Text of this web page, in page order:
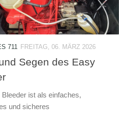
711 FREITAG, 06. MÄRZ 2026
Segen des Easy
ist als einfaches,
und sicheres